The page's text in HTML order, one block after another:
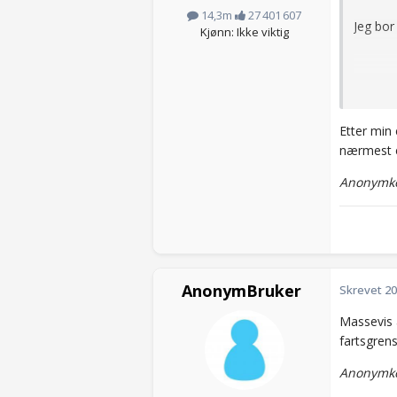
14,3m
27 401 607
Kjønn: Ikke viktig
Jeg
Etter min
nærmest
AnonymBruker Skrevet